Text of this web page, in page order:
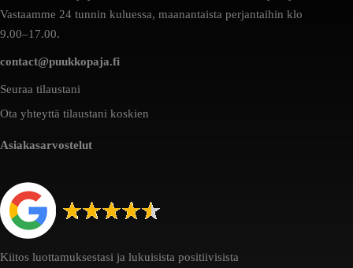
Vastaamme 24 tunnin kuluessa, maanantaista perjantaihin klo
9.00–17.00.
contact@puukkopaja.fi
Seuraa tilaustani
Ota yhteyttä tilaustani koskien
Asiakasarvostelut
Kiitos luottamuksestasi ja lukuisista positiivisista